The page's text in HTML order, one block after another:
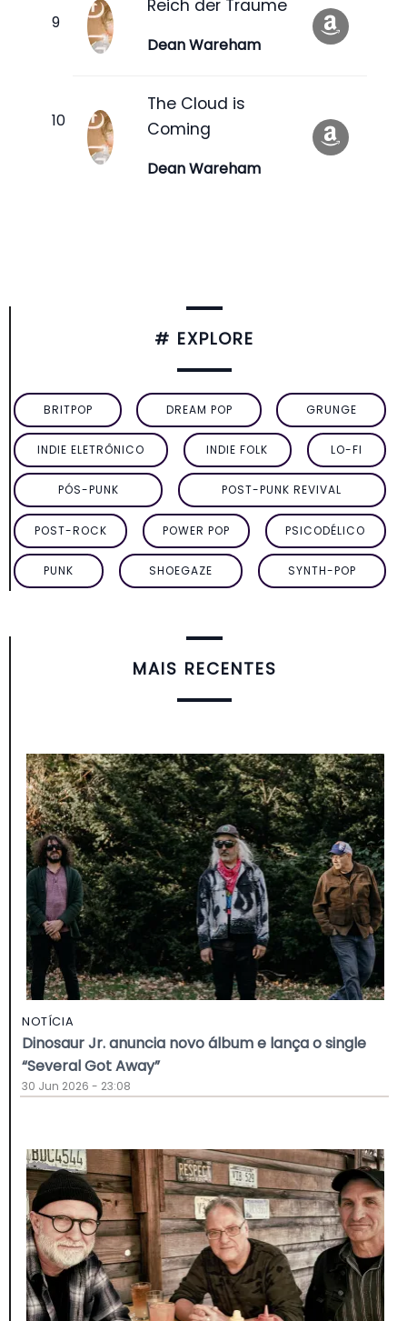
Reich der Traume
Dean Wareham
The Cloud is
Coming
Dean Wareham
# EXPLORE
BRITPOP DREAM POP GRUNGE
INDIE ELETRÔNICO INDIE FOLK LO-FI
PÓS-PUNK POST-PUNK REVIVAL
POST-ROCK POWER POP PSICODÉLICO
PUNK SHOEGAZE SYNTH-POP
MAIS RECENTES
NOTÍCIA
Dinosaur Jr. anuncia novo álbum e lança o single
“Several Got Away”
30 Jun 2026 - 23:08